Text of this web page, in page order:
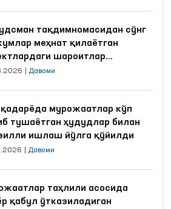
тақдимномасидан сўнг
меҳнат қилаётган
шароитлар
Давоми
мурожаатлар кўп
тушаётган ҳудудлар билан
ишлаш йўлга қўйилди
Давоми
таҳлили асосида
қабул ўтказиладиган